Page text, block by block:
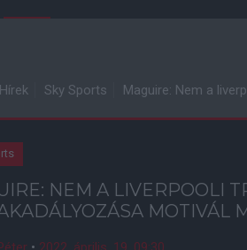
Hírek Sky Sports Maguire: Nem a
NEM A LIVERPOOLI
MOTIVÁL